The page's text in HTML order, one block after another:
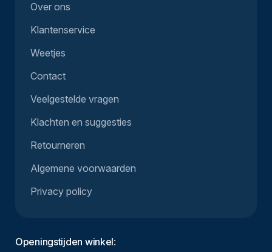
Over ons
Klantenservice
Weetjes
Contact
Veelgestelde vragen
Klachten en suggesties
Retourneren
Algemene voorwaarden
Privacy policy
Openingstijden winkel: